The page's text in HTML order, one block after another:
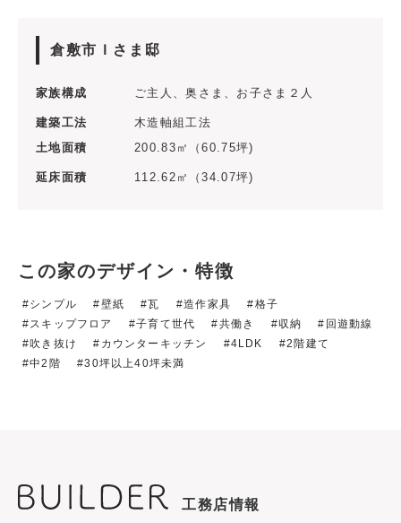
倉敷市Ｉさま邸
家族構成 ご主人、奥さま、お子さま２人
建築工法
木造軸組工法
土地面積
200.83㎡（60.75坪)
延床面積 112.62㎡（34.07坪)
この家のデザイン・特徴
シンプル 壁紙 瓦 造作家具
格子
スキップフロア
子育て世代 共働き 収納
回遊動線
吹き抜け
カウンターキッチン 4LDK
2階建て
中2階
30坪以上40坪未満
工務店情報